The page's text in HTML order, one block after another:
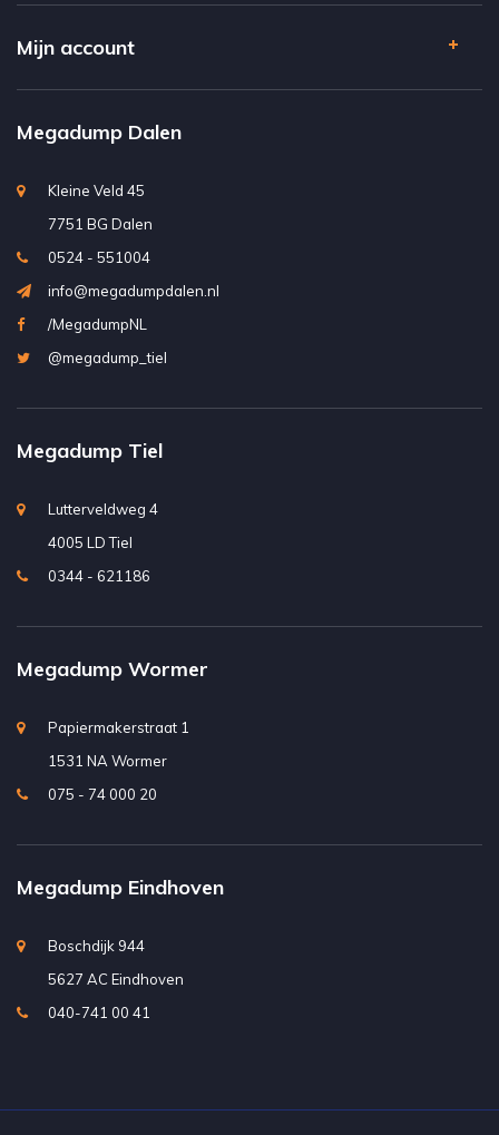
Mijn account
Megadump Dalen
Kleine Veld 45
7751 BG Dalen
0524 - 551004
info@megadumpdalen.nl
/MegadumpNL
@megadump_tiel
Megadump Tiel
Lutterveldweg 4
4005 LD Tiel
0344 - 621186
Megadump Wormer
Papiermakerstraat 1
1531 NA Wormer
075 - 74 000 20
Megadump Eindhoven
Boschdijk 944
5627 AC Eindhoven
040-741 00 41